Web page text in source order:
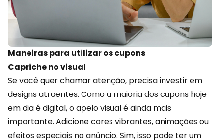
Maneiras para utilizar os cupons
Capriche no visual
Se você quer chamar atenção, precisa investir em
designs atraentes. Como a maioria dos cupons hoje
em dia édigital, o apelo visual é ainda mais
importante. Adicione cores vibrantes, animações ou
efeitos especiais no anúncio. Sim, isso pode ter um